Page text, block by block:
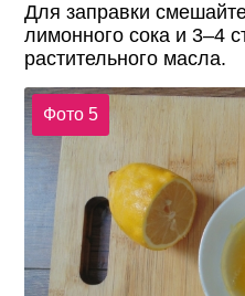
Для заправки
лимонного сока и 3–4
растительного масла.
Фото 5